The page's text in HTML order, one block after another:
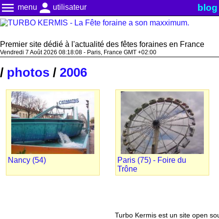
menu menu person utilisateur blog
Premier site dédié à l'actualité des fêtes foraines en France
Vendredi 7 Août 2026 08:18:08 - Paris, France GMT +02:00
/ photos / 2006
Nancy (54)
Paris (75) - Foire du
Trône
Turbo Kermis est un site open